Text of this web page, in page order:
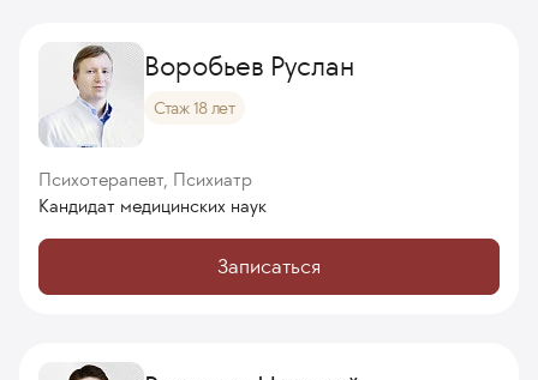
Воробьев Руслан
Стаж 18 лет
Психотерапевт, Психиатр
Кандидат медицинских наук
Записаться